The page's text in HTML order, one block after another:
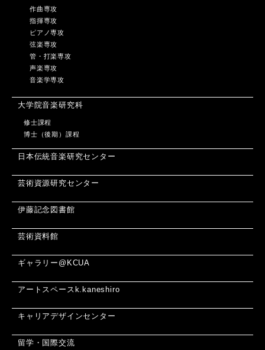
作曲専攻
指揮専攻
ピアノ専攻
弦楽専攻
管・打楽専攻
声楽専攻
音楽学専攻
大学院音楽研究科
修士課程
博士（後期）課程
日本伝統音楽研究センター
芸術資源研究センター
伊藤記念図書館
芸術資料館
ギャラリー@KCUA
アートスペースk.kaneshiro
キャリアデザインセンター
留学・国際交流